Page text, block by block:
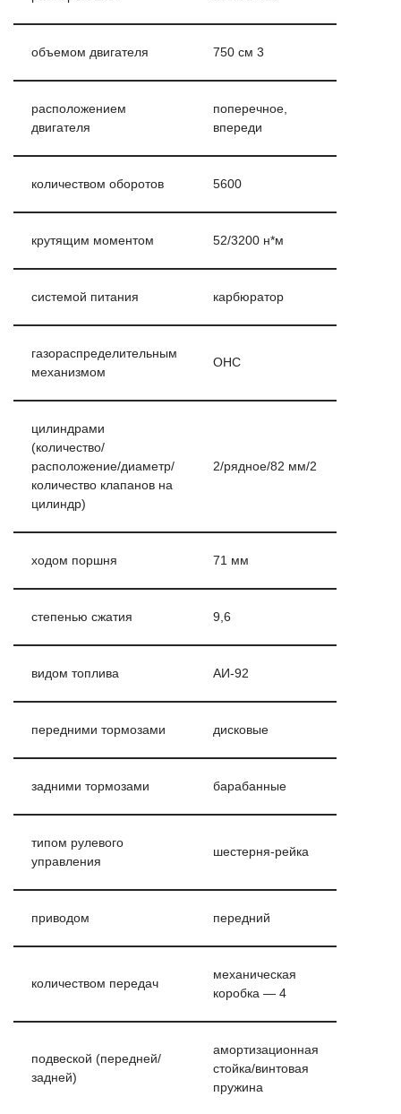
объемом двигателя 750 см 3
расположением
двигателя
поперечное,
впереди
количеством оборотов 5600
крутящим моментом 52/3200 н*м
системой питания карбюратор
газораспределительным
механизмом
ОНС
цилиндрами
(количество/
расположение/диаметр/
количество клапанов на
цилиндр)
2/рядное/82 мм/2
ходом поршня 71 мм
степенью сжатия 9,6
видом топлива АИ-92
передними тормозами дисковые
задними тормозами барабанные
типом рулевого
управления
шестерня-рейка
приводом передний
количеством передач
механическая
коробка — 4
подвеской (передней/
задней)
амортизационная
стойка/винтовая
пружина